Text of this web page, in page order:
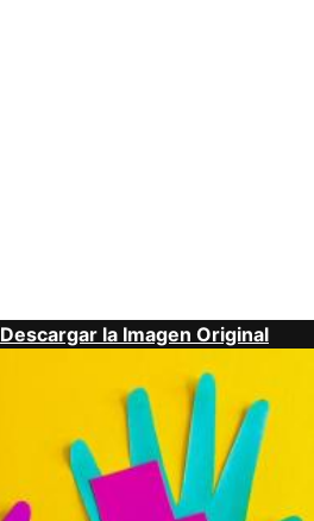
Descargar la Imagen Original